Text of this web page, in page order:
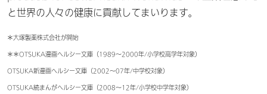
と世界の人々の健康に貢献してまいります。
＊大塚製薬株式会社が開始
＊＊OTSUKA漫画ヘルシー文庫（1989～2000年/小学校高学年対象）
OTSUKA新漫画ヘルシー文庫（2002～07年/中学校対象）
OTSUKA続まんがヘルシー文庫（2008～12年/小学校中学年対象）